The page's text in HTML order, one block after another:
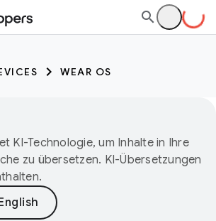
WEAR OS
KI-Technologie, um Inhalte in Ihre
zu übersetzen. KI-Übersetzungen